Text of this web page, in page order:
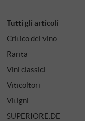
Tutti gli articoli
Critico del vino
Rarita
Vini classici
Viticoltori
Vitigni
SUPERIORE.DE